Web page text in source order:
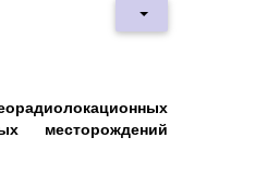
месторождений